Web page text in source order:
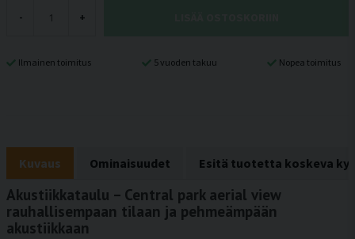
- +
Ilmainen toimitus 5 vuoden takuu Nopea toimitus
Kuvaus Ominaisuudet Esitä tuotetta koskeva
Akustiikkataulu – Central park aerial view
rauhallisempaan tilaan ja pehmeämpään
akustiikkaan